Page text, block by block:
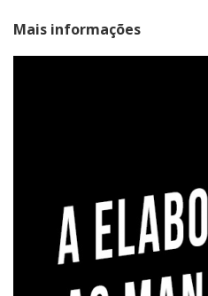
Mais informações